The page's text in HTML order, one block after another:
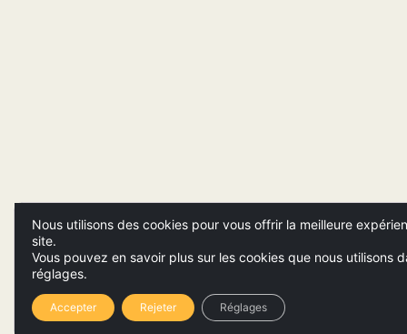
Nous utilisons des cookies pour vous offrir la meilleure
site.
Vous pouvez en savoir plus sur les cookies que nous utilisons
réglages.
Accepter Rejeter Réglages